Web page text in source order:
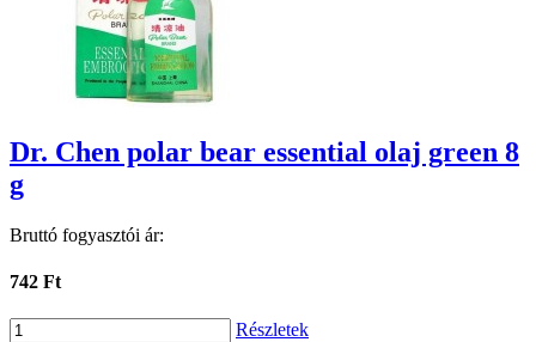
Dr. Chen polar bear essential olaj green 8
g
Bruttó fogyasztói ár:
742 Ft
Részletek